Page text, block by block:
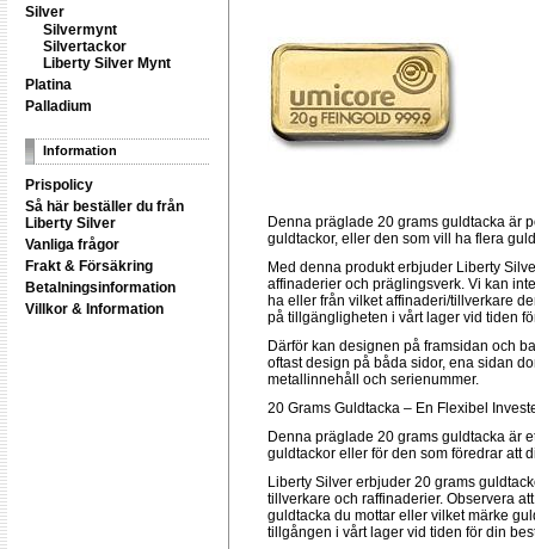
Silver
Silvermynt
Silvertackor
Liberty Silver Mynt
Platina
Palladium
Information
Prispolicy
Så här beställer du från
Liberty Silver
Vanliga frågor
Frakt & Försäkring
Betalningsinformation
Villkor & Information
Denna präglade 20 grams guldtacka är
guldtackor, eller den som vill ha flera
Med denna produkt erbjuder Liberty
affinaderier och präglingsverk. Vi kan
ha eller från vilket affinaderi/tillverkare
på tillgängligheten i vårt lager vid tiden
Därför kan designen på framsidan och
oftast design på båda sidor, ena sidan
metallinnehåll och serienummer.
20 Grams Guldtacka – En Flexibel
Denna präglade 20 grams guldtacka är
guldtackor eller för den som föredrar att
Liberty Silver erbjuder 20 grams
tillverkare och raffinaderier. Observera
guldtacka du mottar eller vilket märke
tillgången i vårt lager vid tiden för din